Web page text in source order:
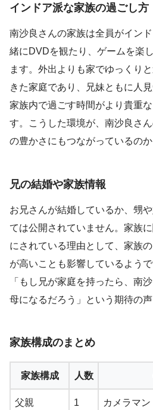
インドア派な家族の過ごし方
南沙良さんの家族は全員がイン
緒にDVDを観たり、ゲームを楽
ます。外出よりも家でゆっくり
きた家庭であり、兄妹ともに人
家族内で過ごす時間がより貴重
す。こうした環境が、南沙良さ
の豊かさにもつながっているのか
兄の結婚や家族情報
お兄さんが結婚しているか、甥
ては公開されていません。家族
にされている理由として、家族
が高いことも影響しているよう
「もし兄が家庭を持ったら、南
母になるだろう」という期待の声
家族構成のまとめ
家族構成 人数
父親 1 カメラマン